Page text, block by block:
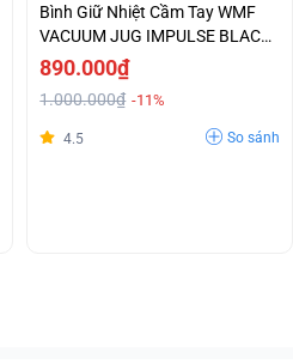
Bình Giữ Nhiệt Cầm Tay WMF
VACUUM JUG IMPULSE BLACK
- 0690687390
890.000₫
1.000.000₫ -11%
4.5 So sánh